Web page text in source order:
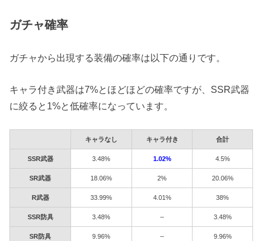
ガチャ確率
ガチャから出現する装備の確率は以下の通りです。
キャラ付き武器は7%とほどほどの確率ですが、SSR武器
に絞ると1%と低確率になっています。
キャラなし キャラ付き 合計
SSR武器 3.48% 1.02% 4.5%
SR武器 18.06% 2% 20.06%
R武器 33.99% 4.01% 38%
SSR防具 3.48% – 3.48%
SR防具 9.96% – 9.96%